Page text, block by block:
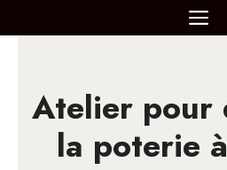
au
Atelier pour
la poterie